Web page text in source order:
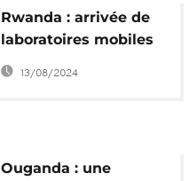
Rwanda : arrivée de
laboratoires mobiles
de vaccins à ARN
messager
13/08/2024
Ouganda : une